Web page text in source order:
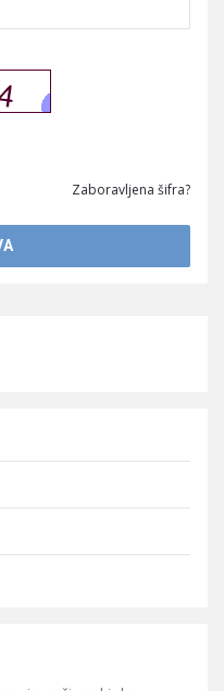
Zaboravljena šifra?